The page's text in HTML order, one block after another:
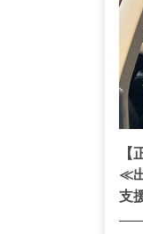
【
≪
支